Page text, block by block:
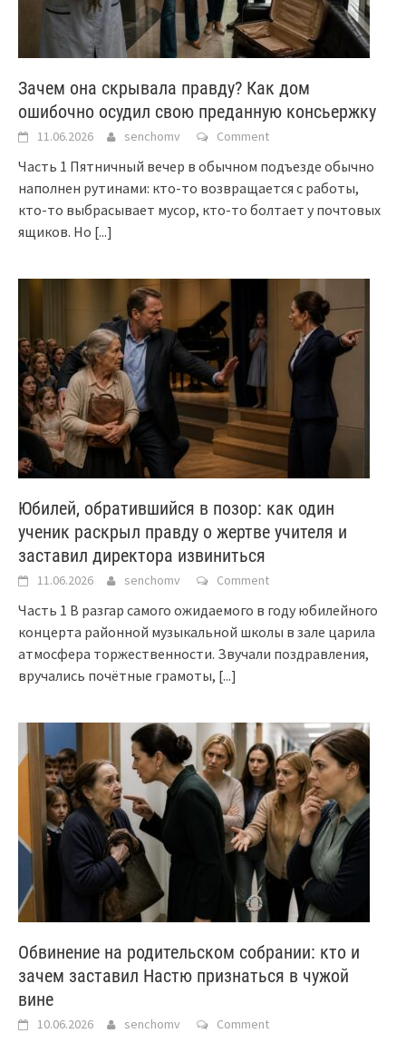
Зачем она скрывала правду? Как дом
ошибочно осудил свою преданную консьержку
11.06.2026 senchomv Comment
Часть 1 Пятничный вечер в обычном подъезде обычно
наполнен рутинами: кто-то возвращается с работы,
кто-то выбрасывает мусор, кто-то болтает у почтовых
ящиков. Но [...]
Юбилей, обратившийся в позор: как один
ученик раскрыл правду о жертве учителя и
заставил директора извиниться
11.06.2026 senchomv Comment
Часть 1 В разгар самого ожидаемого в году юбилейного
концерта районной музыкальной школы в зале царила
атмосфера торжественности. Звучали поздравления,
вручались почётные грамоты, [...]
Обвинение на родительском собрании: кто и
зачем заставил Настю признаться в чужой
вине
10.06.2026 senchomv Comment